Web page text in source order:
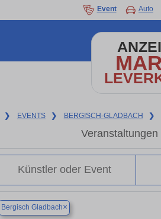
Event Auto
❯ EVENTS ❯ BERGISCH-GLADBACH ❯
Bergisch Gladbach×